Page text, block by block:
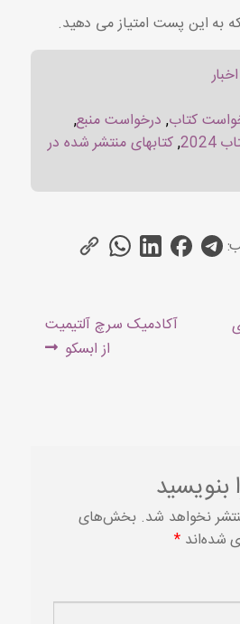
به این پست امتیاز می دهید.
کتاب, درخواست منبع,
2024
,کتابهای منتشر شده در
Next
آکادمیک سرچ آلتیمیت
از ابسکو
بنویسید
نخواهد شد. بخش‌های
شده‌اند*